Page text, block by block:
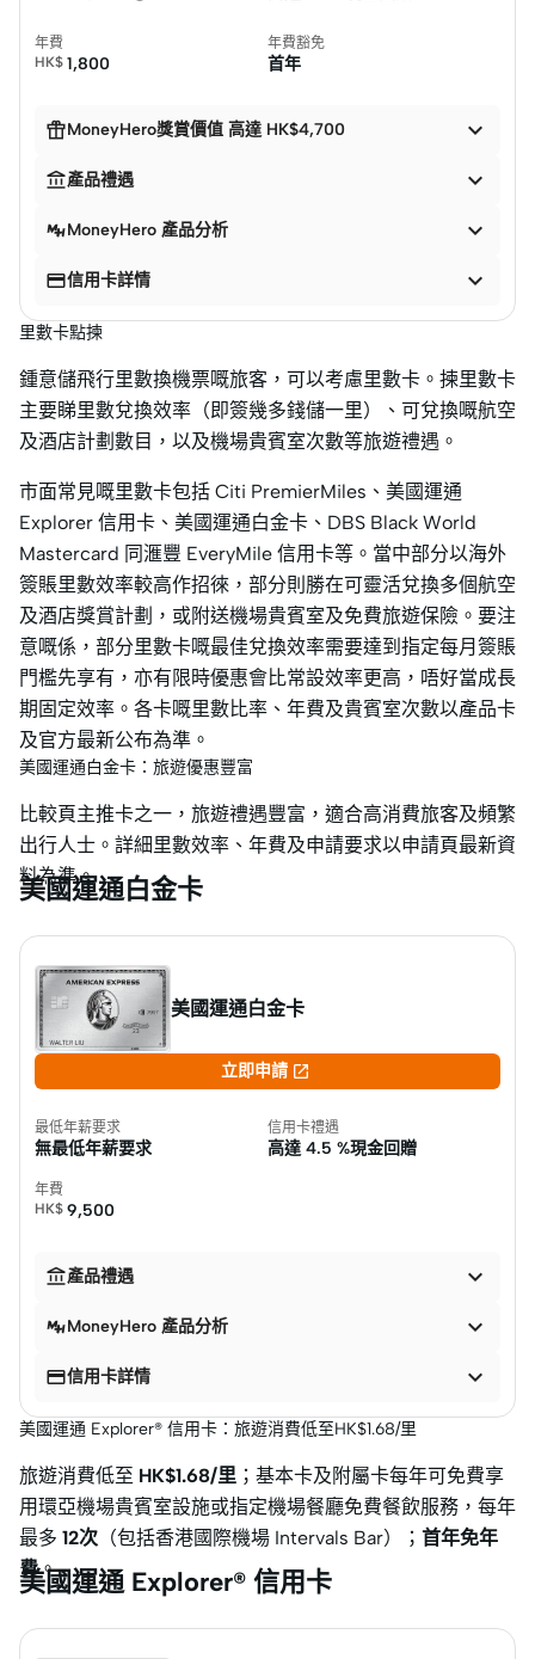
年費
HK$ 1,800
年費豁免
首年
MoneyHero獎賞價值 高達 HK$4,700 
產品禮遇 
MoneyHero 產品分析 
信用卡詳情 
里數卡點揀
鍾意儲飛行里數換機票嘅旅客，可以考慮里數卡。揀里數卡
主要睇里數兌換效率（即簽幾多錢儲一里）、可兌換嘅航空
及酒店計劃數目，以及機場貴賓室次數等旅遊禮遇。
市面常見嘅里數卡包括 Citi PremierMiles、美國運通
Explorer 信用卡、美國運通白金卡、DBS Black World
Mastercard 同滙豐 EveryMile 信用卡等。當中部分以海外
簽賬里數效率較高作招徠，部分則勝在可靈活兌換多個航空
及酒店獎賞計劃，或附送機場貴賓室及免費旅遊保險。要注
意嘅係，部分里數卡嘅最佳兌換效率需要達到指定每月簽賬
門檻先享有，亦有限時優惠會比常設效率更高，唔好當成長
期固定效率。各卡嘅里數比率、年費及貴賓室次數以產品卡
及官方最新公布為準。
美國運通白金卡：旅遊優惠豐富
比較頁主推卡之一，旅遊禮遇豐富，適合高消費旅客及頻繁
出行人士。詳細里數效率、年費及申請要求以申請頁最新資
料為準。
美國運通白金卡
美國運通白金卡
立即申請 
最低年薪要求
無最低年薪要求
信用卡禮遇
高達 4.5 %現金回贈
年費
HK$ 9,500
產品禮遇 
MoneyHero 產品分析 
信用卡詳情 
美國運通 Explorer® 信用卡：旅遊消費低至HK$1.68/里
旅遊消費低至 HK$1.68/里 ；基本卡及附屬卡每年可免費享
用環亞機場貴賓室設施或指定機場餐廳免費餐飲服務，每年
最多 12次 （包括香港國際機場 Intervals Bar）； 首年免年
費。
美國運通 Explorer® 信用卡